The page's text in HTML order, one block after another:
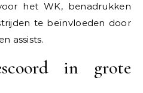
het WK, benadrukken
te beïnvloeden door
assists.
in grote